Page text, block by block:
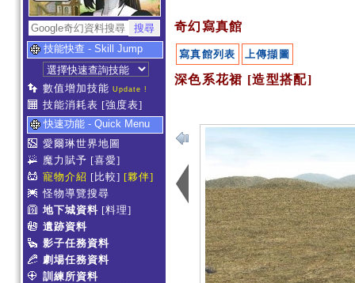
技能快查 - Skill Jump
數值增加技能 Update !
技能消耗表 [強度表]
快速功能 - Quick Menu
愛爾琳世界地圖
魔力賦予 [喜愛]
寵物介紹 [比較] [夥伴]
怪物導覽搜尋
地下城資料 [料理]
遺跡資料
影子任務資料
劇場任務資料
訓練所資料
奇幻寫真館
寫真館列表 上傳擷圖
深色系花裙 [造型搭配]